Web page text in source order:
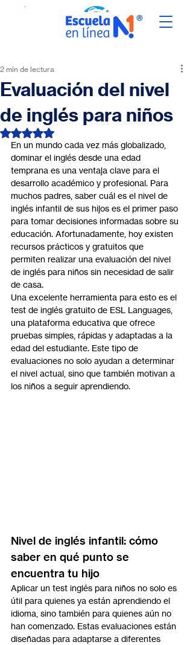
Evaluación del nivel
de inglés para niños
2 min de lectura
Obtuvo NaN de 5 estrellas.
En un mundo cada vez más globalizado,
dominar el inglés desde una edad
temprana es una ventaja clave para el
desarrollo académico y profesional. Para
muchos padres, saber cuál es el nivel de
inglés infantil de sus hijos es el primer paso
para tomar decisiones informadas sobre su
educación. Afortunadamente, hoy existen
recursos prácticos y gratuitos que
permiten realizar una evaluación del nivel
de inglés para niños sin necesidad de salir
de casa.
Una excelente herramienta para esto es el
test de inglés gratuito de ESL Languages,
una plataforma educativa que ofrece
pruebas simples, rápidas y adaptadas a la
edad del estudiante. Este tipo de
evaluaciones no solo ayudan a determinar
el nivel actual, sino que también motivan a
los niños a seguir aprendiendo.
Nivel de inglés infantil: cómo
saber en qué punto se
encuentra tu hijo
Aplicar un test inglés para niños no solo es
útil para quienes ya están aprendiendo el
idioma, sino también para quienes aún no
han comenzado. Estas evaluaciones están
diseñadas para adaptarse a diferentes